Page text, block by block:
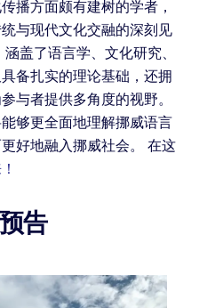
播方面颇有建树的学者，
与现代文化交融的深刻见
盖了语言学、文化研究、
备扎实的理论基础，还拥
与者提供多角度的视野。
够更全面地理解挪威语言
好地融入挪威社会。 在这
告